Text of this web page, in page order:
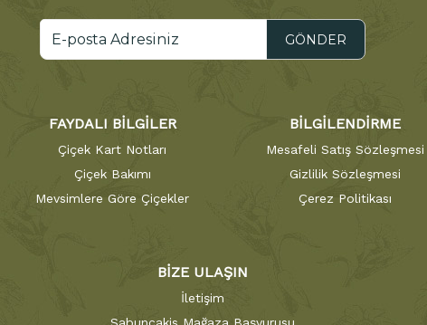
GÖNDER
FAYDALI BİLGİLER
Çiçek Kart Notları
Çiçek Bakımı
Mevsimlere Göre Çiçekler
BİLGİLENDİRME
Mesafeli Satış Sözleşmesi
Gizlilik Sözleşmesi
Çerez Politikası
BİZE ULAŞIN
İletişim